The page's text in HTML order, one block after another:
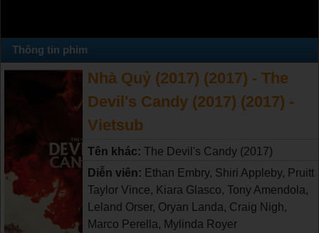
Thông tin phim
Nhà Quỷ (2017) (2017) - The
Devil's Candy (2017) (2017) -
Vietsub
Tên khác: The Devil's Candy (2017)
Diễn viên: Ethan Embry, Shiri Appleby, Pruitt
Taylor Vince, Kiara Glasco, Tony Amendola,
Leland Orser, Oryan Landa, Craig Nigh,
Marco Perella, Mylinda Royer